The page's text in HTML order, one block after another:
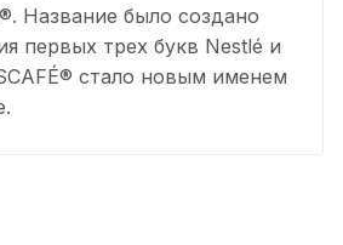
Название было создано
первых трех букв Nestlé и
стало новым именем